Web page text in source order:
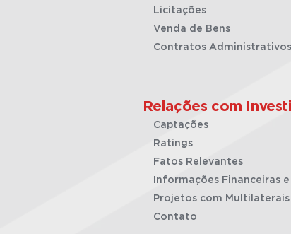
Licitações
Venda de Bens
Contratos Administrativos
Relações com
Captações
Ratings
Fatos Relevantes
Informações Financeiras
Projetos com Multilaterais
Contato